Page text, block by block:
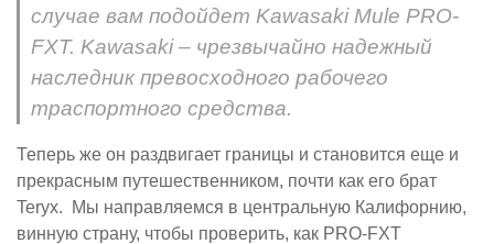
случае вам подойдет Kawasaki Mule PRO-
FXT. Kawasaki – чрезвычайно надежный
наследник превосходного рабочего
траспортного средства.
Теперь же он раздвигает границы и становится еще и
прекрасным путешественником, почти как его брат
Teryx. Мы направляемся в центральную Калифорнию,
винную страну, чтобы проверить, как PRO-FXT